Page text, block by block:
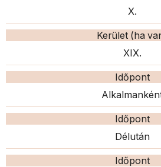
X.
Kerület (ha
XIX.
Időpont
Időpont
Délután
Időpont